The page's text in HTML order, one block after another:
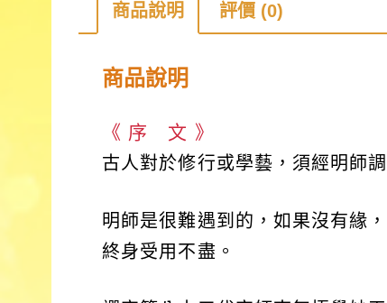
商品說明 評價 (0)
商品說明
《 序 文 》
古人對於修行或學藝，須經明師
明師是很難遇到的，如果沒有緣
終身受用不盡。